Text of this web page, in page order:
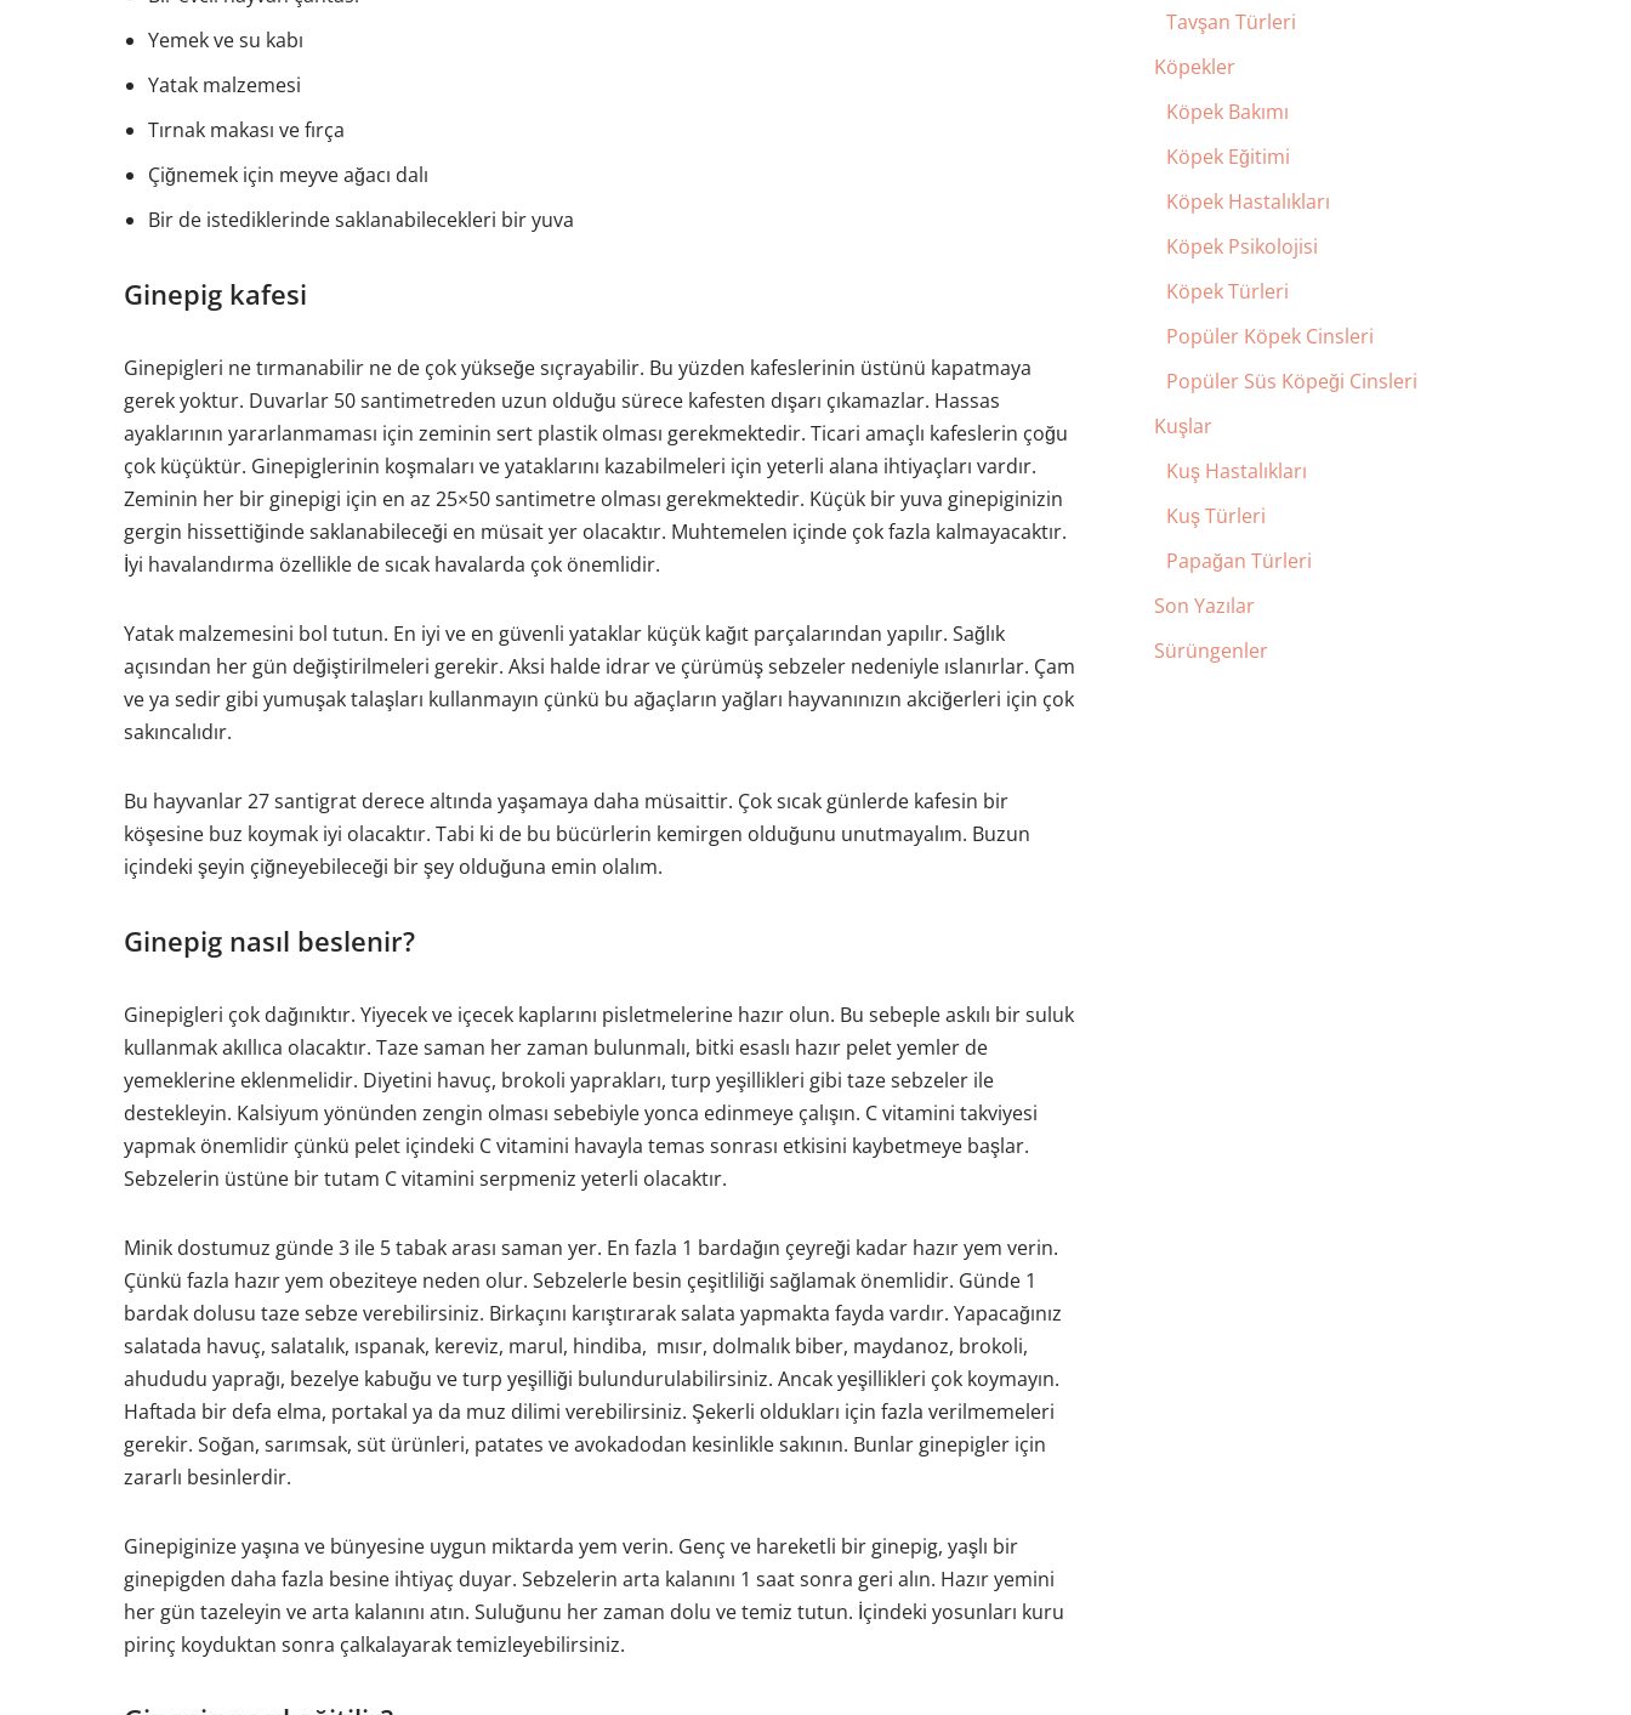
Yemek ve su kabı
Yatak malzemesi
Tırnak makası ve fırça
Çiğnemek için meyve ağacı dalı
Bir de istediklerinde saklanabilecekleri bir yuva
Ginepig kafesi
Ginepigleri ne tırmanabilir ne de çok yükseğe sıçrayabilir. Bu yüzden kafeslerinin üstünü kapatmaya
gerek yoktur. Duvarlar 50 santimetreden uzun olduğu sürece kafesten dışarı çıkamazlar. Hassas
ayaklarının yararlanmaması için zeminin sert plastik olması gerekmektedir. Ticari amaçlı kafeslerin çoğu
çok küçüktür. Ginepiglerinin koşmaları ve yataklarını kazabilmeleri için yeterli alana ihtiyaçları vardır.
Zeminin her bir ginepigi için en az 25×50 santimetre olması gerekmektedir. Küçük bir yuva ginepiginizin
gergin hissettiğinde saklanabileceği en müsait yer olacaktır. Muhtemelen içinde çok fazla kalmayacaktır.
İyi havalandırma özellikle de sıcak havalarda çok önemlidir.
Yatak malzemesini bol tutun. En iyi ve en güvenli yataklar küçük kağıt parçalarından yapılır. Sağlık
açısından her gün değiştirilmeleri gerekir. Aksi halde idrar ve çürümüş sebzeler nedeniyle ıslanırlar. Çam
ve ya sedir gibi yumuşak talaşları kullanmayın çünkü bu ağaçların yağları hayvanınızın akciğerleri için çok
sakıncalıdır.
Bu hayvanlar 27 santigrat derece altında yaşamaya daha müsaittir. Çok sıcak günlerde kafesin bir
köşesine buz koymak iyi olacaktır. Tabi ki de bu bücürlerin kemirgen olduğunu unutmayalım. Buzun
içindeki şeyin çiğneyebileceği bir şey olduğuna emin olalım.
Ginepig nasıl beslenir?
Ginepigleri çok dağınıktır. Yiyecek ve içecek kaplarını pisletmelerine hazır olun. Bu sebeple askılı bir suluk
kullanmak akıllıca olacaktır. Taze saman her zaman bulunmalı, bitki esaslı hazır pelet yemler de
yemeklerine eklenmelidir. Diyetini havuç, brokoli yaprakları, turp yeşillikleri gibi taze sebzeler ile
destekleyin. Kalsiyum yönünden zengin olması sebebiyle yonca edinmeye çalışın. C vitamini takviyesi
yapmak önemlidir çünkü pelet içindeki C vitamini havayla temas sonrası etkisini kaybetmeye başlar.
Sebzelerin üstüne bir tutam C vitamini serpmeniz yeterli olacaktır.
Minik dostumuz günde 3 ile 5 tabak arası saman yer. En fazla 1 bardağın çeyreği kadar hazır yem verin.
Çünkü fazla hazır yem obeziteye neden olur. Sebzelerle besin çeşitliliği sağlamak önemlidir. Günde 1
bardak dolusu taze sebze verebilirsiniz. Birkaçını karıştırarak salata yapmakta fayda vardır. Yapacağınız
salatada havuç, salatalık, ıspanak, kereviz, marul, hindiba, mısır, dolmalık biber, maydanoz, brokoli,
ahududu yaprağı, bezelye kabuğu ve turp yeşilliği bulundurulabilirsiniz. Ancak yeşillikleri çok koymayın.
Haftada bir defa elma, portakal ya da muz dilimi verebilirsiniz. Şekerli oldukları için fazla verilmemeleri
gerekir. Soğan, sarımsak, süt ürünleri, patates ve avokadodan kesinlikle sakının. Bunlar ginepigler için
zararlı besinlerdir.
Ginepiginize yaşına ve bünyesine uygun miktarda yem verin. Genç ve hareketli bir ginepig, yaşlı bir
ginepigden daha fazla besine ihtiyaç duyar. Sebzelerin arta kalanını 1 saat sonra geri alın. Hazır yemini
her gün tazeleyin ve arta kalanını atın. Suluğunu her zaman dolu ve temiz tutun. İçindeki yosunları kuru
pirinç koyduktan sonra çalkalayarak temizleyebilirsiniz.
Tavşan Türleri
Köpekler
Köpek Bakımı
Köpek Eğitimi
Köpek Hastalıkları
Köpek Psikolojisi
Köpek Türleri
Popüler Köpek Cinsleri
Popüler Süs Köpeği Cinsleri
Kuşlar
Kuş Hastalıkları
Kuş Türleri
Papağan Türleri
Son Yazılar
Sürüngenler